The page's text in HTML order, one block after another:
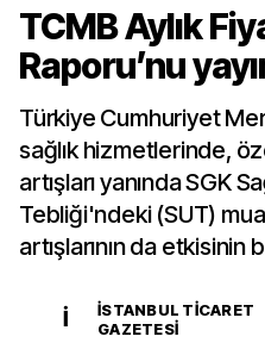
TCMB Aylık
Raporu’nu
Türkiye Cumhuriyet
sağlık hizmetlerinde,
artışları yanında SGK
Tebliği'ndeki (SUT)
artışlarının da
İ
İSTANBUL TICARET
GAZETESI